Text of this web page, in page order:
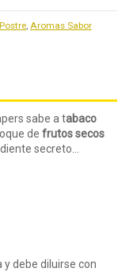
, Aromas Sabor
sabe a tabaco
de frutos secos
secreto…
debe diluirse con